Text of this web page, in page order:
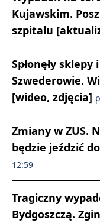
Kujawskim.
szpitalu
Spłonęły
Szwederowie.
[wideo, zdjęcia]
Zmiany w ZUS.
będzie jeździć
12:59
Tragiczny
Bydgoszczą.